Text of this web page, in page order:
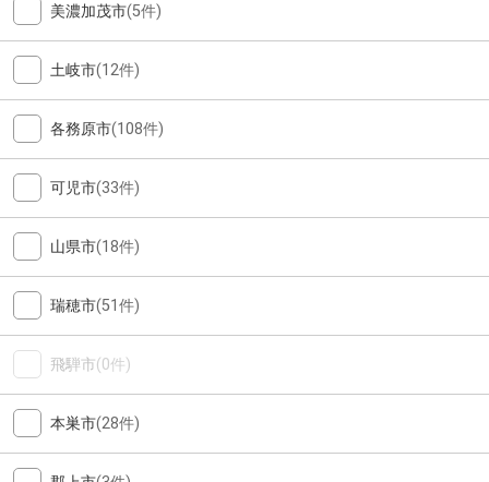
美濃加茂市(5件)
土岐市(12件)
各務原市(108件)
可児市(33件)
山県市(18件)
瑞穂市(51件)
飛騨市(0件)
本巣市(28件)